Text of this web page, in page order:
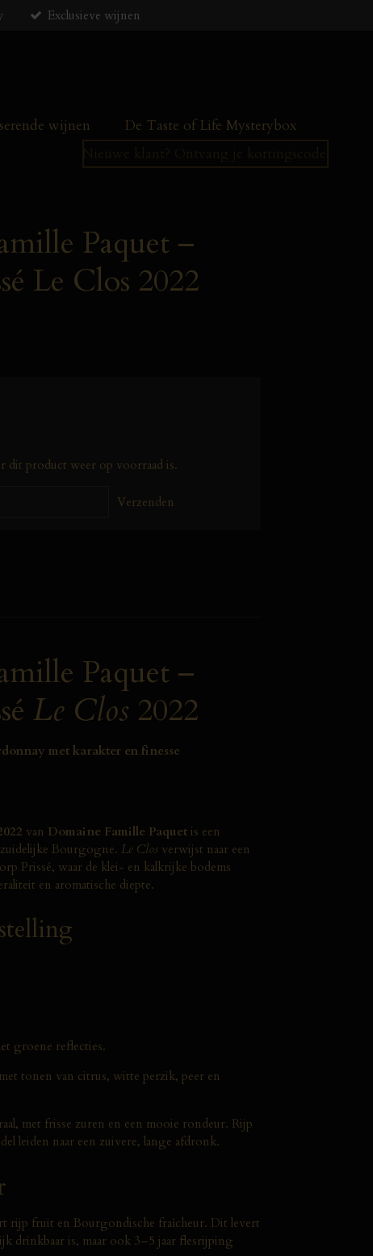
Exclusieve wijnen
wijnen
De Taste of Life Mysterybox
Paquet –
Le Clos 2022
dit product weer op voorraad is.
Verzenden
Paquet –
Le Clos 2022
met karakter en finesse
van Domaine Famille Paquet is een
Bourgogne. Le Clos verwijst naar een
Prissé, waar de klei- en kalkrijke bodems
en aromatische diepte.
groene reflecties.
tonen van citrus, witte perzik, peer en
met frisse zuren en een mooie rondeur. Rijp
leiden naar een zuivere, lange afdronk.
rijp fruit en Bourgondische fraîcheur. Dit levert
drinkbaar is, maar ook 3–5 jaar flesrijping